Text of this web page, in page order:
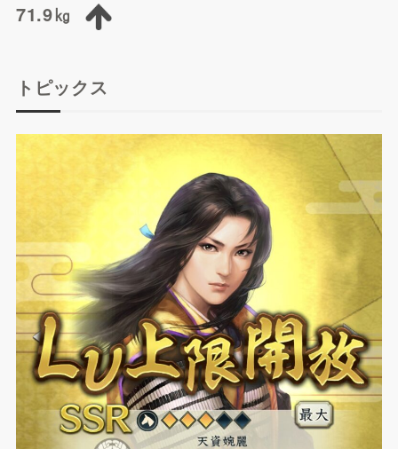
71.9㎏
トピックス